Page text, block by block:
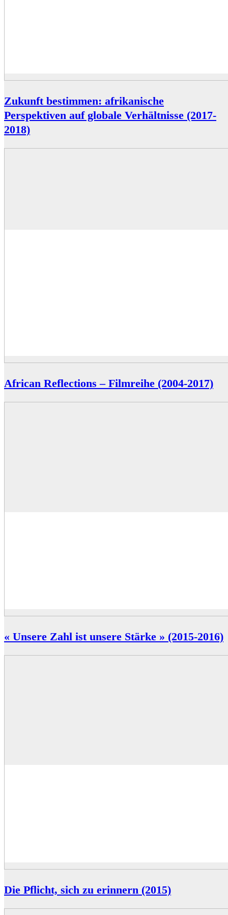
Zukunft bestimmen: afrikanische
Perspektiven auf globale Verhältnisse (2017-
2018)
African Reflections – Filmreihe (2004-2017)
« Unsere Zahl ist unsere Stärke » (2015-2016)
Die Pflicht, sich zu erinnern (2015)